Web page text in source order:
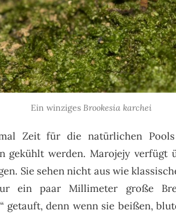
Ein winzigesBrookesia karchei
Zeit für die natürlichen
gekühlt werden. Marojejy verfügt
Sie sehen nicht aus wie
ein paar Millimeter große
getauft, denn wenn sie beißen,